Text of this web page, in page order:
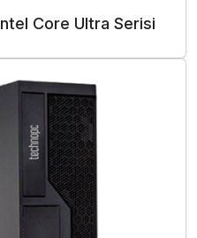
Core Ultra Serisi